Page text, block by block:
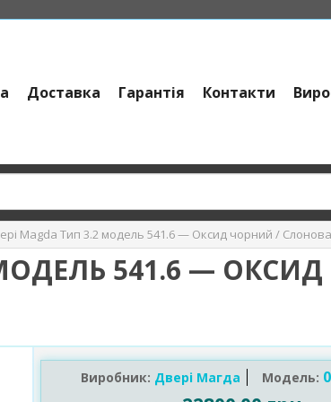
Доставка Гарантія Контакти
Magda Тип 3.2 модель 541.6 — Оксид чорний /
МОДЕЛЬ 541.6 —
Виробник: Двері Магда Модель: